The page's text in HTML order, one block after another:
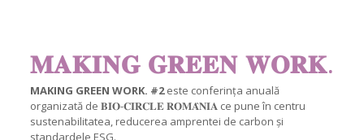
𝐌𝐀𝐊𝐈𝐍𝐆 𝐆𝐑𝐄𝐄𝐍 𝐖𝐎𝐑𝐊.
MAKING GREEN WORK. #2este conferința anuală
organizată de 𝐁𝐈𝐎-𝐂𝐈𝐑𝐂𝐋𝐄 𝐑𝐎𝐌𝐀̂𝐍𝐈𝐀 ce pune în centru
sustenabilitatea, reducerea amprentei de carbon și
standardele ESG.